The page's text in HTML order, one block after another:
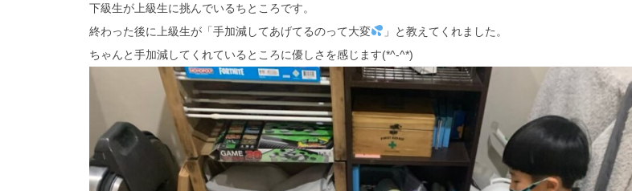
下級生が上級生に挑んでいるちところです。
終わった後に上級生が「手加減してあげてるのって大変
」と教えてくれました。
ちゃんと手加減してくれているところに優しさを感じます(*^-^*)